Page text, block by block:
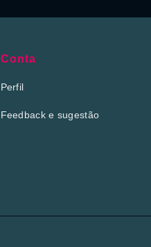
Conta
Perfil
Feedback e sugestão